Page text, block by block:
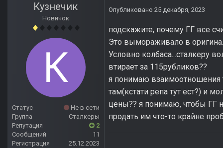
Кузнечик
Новичок
Статус
Не в сети
Группа
Сталкеры
Репутация
2
Сообщений
11
Регистрация
25.12.2023
Опубликовано 25 декабря, 2023
подскажите, почему ГГ все
Это вымораживало в
Условно колбаса...сталкеру
втирает за 115рубликов??
я понимаю взаимоотношения
там(кстати репа тут ест?) и
цены?? я понимаю, чтобы ГГ
продать им что-то крайне